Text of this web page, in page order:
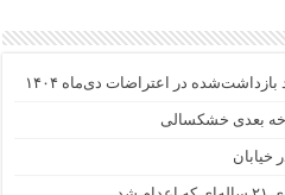
بعدی خشکسالی